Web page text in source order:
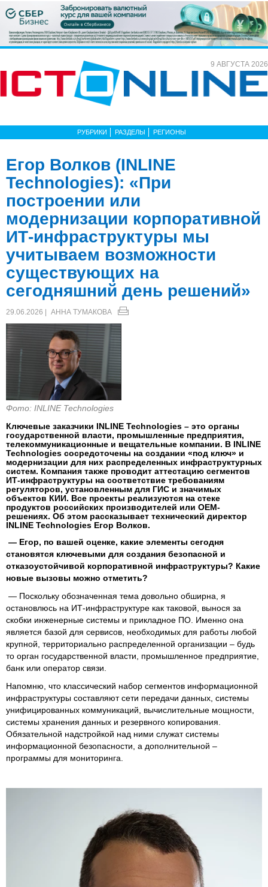
9 АВГУСТА 2026
РУБРИКИ РАЗДЕЛЫ РЕГИОНЫ
Егор Волков (INLINE
Technologies): «При
построении или
модернизации корпоративной
ИТ-инфраструктуры мы
учитываем возможности
существующих на
сегодняшний день решений»
29.06.2026 | АННА ТУМАКОВА
Фото: INLINE Technologies
Ключевые заказчики INLINE Technologies – это органы
государственной власти, промышленные предприятия,
телекоммуникационные и вещательные компании. В INLINE
Technologies сосредоточены на создании «под ключ» и
модернизации для них распределенных инфраструктурных
систем. Компания также проводит аттестацию сегментов
ИТ-инфраструктуры на соответствие требованиям
регуляторов, установленным для ГИС и значимых
объектов КИИ. Все проекты реализуются на стеке
продуктов российских производителей или ОЕМ-
решениях. Об этом рассказывает технический директор
INLINE Technologies Егор Волков.
— Егор, по вашей оценке, какие элементы сегодня
становятся ключевыми для создания безопасной и
отказоустойчивой корпоративной инфраструктуры? Какие
новые вызовы можно отметить?
— Поскольку обозначенная тема довольно обширна, я
остановлюсь на ИТ-инфраструктуре как таковой, вынося за
скобки инженерные системы и прикладное ПО. Именно она
является базой для сервисов, необходимых для работы любой
крупной, территориально распределенной организации – будь
то орган государственной власти, промышленное предприятие,
банк или оператор связи.
Напомню, что классический набор сегментов информационной
инфраструктуры составляют сети передачи данных, системы
унифицированных коммуникаций, вычислительные мощности,
системы хранения данных и резервного копирования.
Обязательной надстройкой над ними служат системы
информационной безопасности, а дополнительной –
программы для мониторинга.